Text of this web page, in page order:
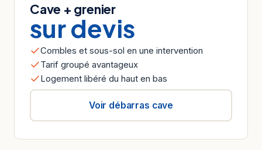
Cave + grenier
sur devis
Combles et sous-sol en une intervention
Tarif groupé avantageux
Logement libéré du haut en bas
Voir débarras cave